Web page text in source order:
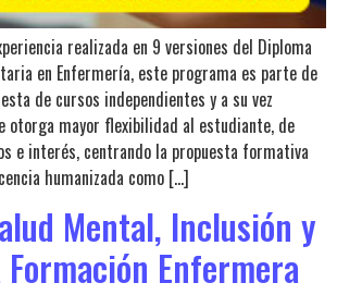
realizada en 9 versiones del Diploma
en Enfermería, este programa es parte de
de cursos independientes y a su vez
otorga mayor flexibilidad al estudiante, de
e interés, centrando la propuesta formativa
humanizada como […]
Mental, Inclusión y
Enfermera